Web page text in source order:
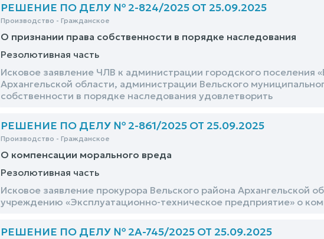
РЕШЕНИЕ ПО ДЕЛУ № 2-824/2025 ОТ 25.09.2025
Производство - Гражданское
О признании права собственности в порядке наследования
Резолютивная часть
Исковое заявление ЧЛВ к администрации городского поселения
Архангельской области, администрации Вельского
собственности в порядке наследования удовлетворить
РЕШЕНИЕ ПО ДЕЛУ № 2-861/2025 ОТ 25.09.2025
Производство - Гражданское
О компенсации морального вреда
Резолютивная часть
Исковое заявление прокурора Вельского района Архангельской
учреждению «Эксплуатационно-техническое предприятие» о
РЕШЕНИЕ ПО ДЕЛУ № 2А-745/2025 ОТ 25.09.2025